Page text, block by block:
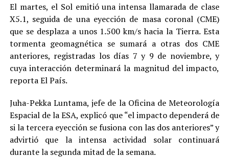
El martes, el Sol emitió una intensa llamarada de clase
X5.1, seguida de una eyección de masa coronal (CME)
que se desplaza a unos 1.500 km/s hacia la Tierra. Esta
tormenta geomagnética se sumará a otras dos CME
anteriores, registradas los días 7 y 9 de noviembre, y
cuya interacción determinará la magnitud del impacto,
reporta El País.
Juha-Pekka Luntama, jefe de la Oficina de Meteorología
Espacial de la ESA, explicó que “el impacto dependerá de
si la tercera eyección se fusiona con las dos anteriores” y
advirtió que la intensa actividad solar continuará
durante la segunda mitad de la semana.